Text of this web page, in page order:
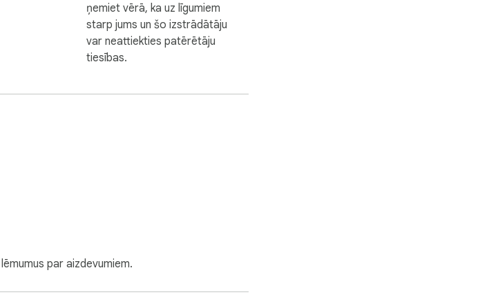
ņemiet vērā, ka uz līgumiem
starp jums un šo izstrādātāju
var neattiekties patērētāju
tiesības.
par aizdevumiem.